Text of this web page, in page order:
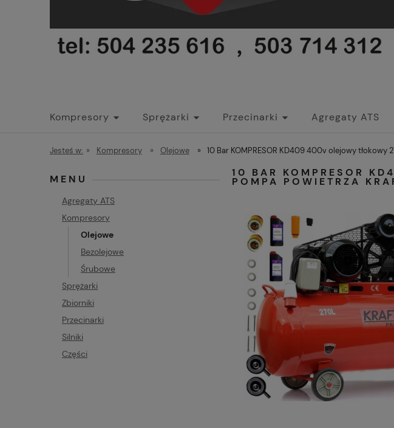
Kompresory Sprężarki Przecinarki Agregaty ATS
Jesteś w: » Kompresory » Olejowe » 10 Bar KOMPRESOR KD409 400v olejowy
MENU
Agregaty ATS
Kompresory
Olejowe
Bezolejowe
Śrubowe
Sprężarki
Zbiorniki
Przecinarki
Silniki
Części
10 BAR KOMPRESOR
POMPA POWIETRZA